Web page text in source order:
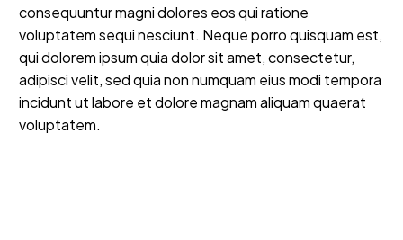
consequuntur magni dolores eos qui ratione
voluptatem sequi nesciunt. Neque porro quisquam est,
qui dolorem ipsum quia dolor sit amet, consectetur,
adipisci velit, sed quia non numquam eius modi tempora
incidunt ut labore et dolore magnam aliquam quaerat
voluptatem.